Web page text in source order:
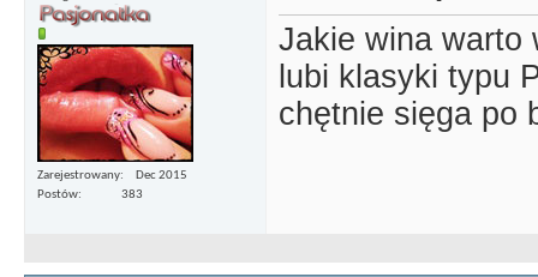
Zarejestrowany
Dec 2015
Postów
383
Jakie wina warto
lubi klasyki typu
chętnie sięga po